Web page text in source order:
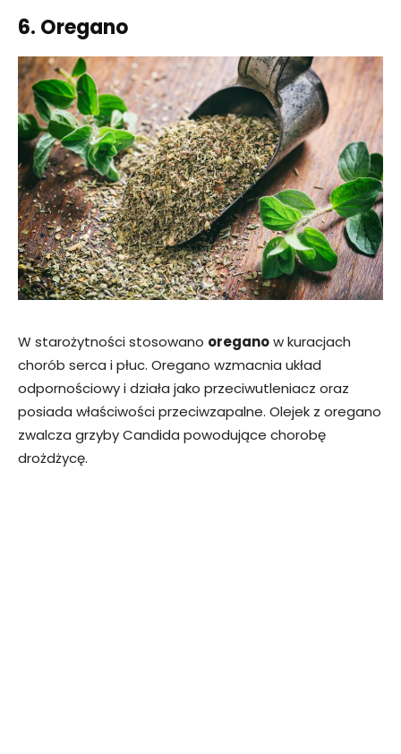
6. Oregano
W starożytności stosowano oreganow kuracjach
chorób serca i płuc. Oregano wzmacnia układ
odpornościowy i działa jako przeciwutleniacz oraz
posiada właściwości przeciwzapalne. Olejek z oregano
zwalcza grzyby Candida powodujące chorobę
drożdżycę.